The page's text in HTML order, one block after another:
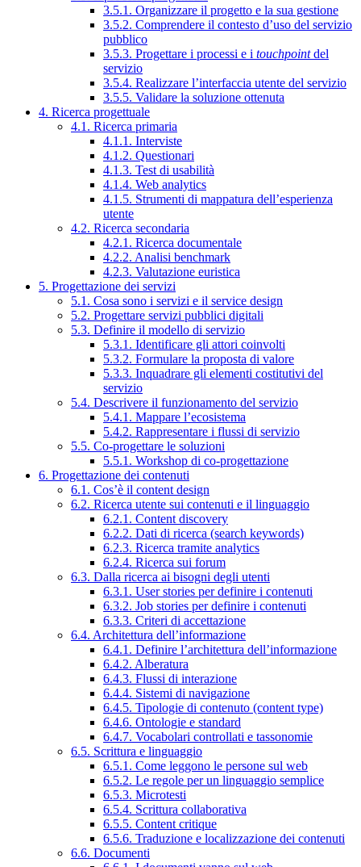
3.5.1. Organizzare il progetto e la sua gestione
3.5.2. Comprendere il contesto d’uso del servizio
pubblico
3.5.3. Progettare i processi e i touchpointdel
servizio
3.5.4. Realizzare l’interfaccia utente del servizio
3.5.5. Validare la soluzione ottenuta
4. Ricerca progettuale
4.1. Ricerca primaria
4.1.1. Interviste
4.1.2. Questionari
4.1.3. Test di usabilità
4.1.4. Web analytics
4.1.5. Strumenti di mappatura dell’esperienza
utente
4.2. Ricerca secondaria
4.2.1. Ricerca documentale
4.2.2. Analisi benchmark
4.2.3. Valutazione euristica
5. Progettazione dei servizi
5.1. Cosa sono i servizi e il service design
5.2. Progettare servizi pubblici digitali
5.3. Definire il modello di servizio
5.3.1. Identificare gli attori coinvolti
5.3.2. Formulare la proposta di valore
5.3.3. Inquadrare gli elementi costitutivi del
servizio
5.4. Descrivere il funzionamento del servizio
5.4.1. Mappare l’ecosistema
5.4.2. Rappresentare i flussi di servizio
5.5. Co-progettare le soluzioni
5.5.1. Workshop di co-progettazione
6. Progettazione dei contenuti
6.1. Cos’è il content design
6.2. Ricerca utente sui contenuti e il linguaggio
6.2.1. Content discovery
6.2.2. Dati di ricerca (search keywords)
6.2.3. Ricerca tramite analytics
6.2.4. Ricerca sui forum
6.3. Dalla ricerca ai bisogni degli utenti
6.3.1. User stories per definire i contenuti
6.3.2. Job stories per definire i contenuti
6.3.3. Criteri di accettazione
6.4. Architettura dell’informazione
6.4.1. Definire l’architettura dell’informazione
6.4.2. Alberatura
6.4.3. Flussi di interazione
6.4.4. Sistemi di navigazione
6.4.5. Tipologie di contenuto (content type)
6.4.6. Ontologie e standard
6.4.7. Vocabolari controllati e tassonomie
6.5. Scrittura e linguaggio
6.5.1. Come leggono le persone sul web
6.5.2. Le regole per un linguaggio semplice
6.5.3. Microtesti
6.5.4. Scrittura collaborativa
6.5.5. Content critique
6.5.6. Traduzione e localizzazione dei contenuti
6.6. Documenti